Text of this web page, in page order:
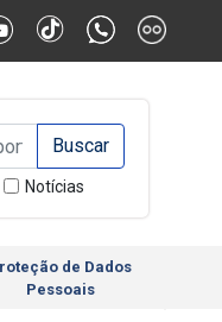
Tamanho da Fonte
de
Enviar a Busca
Notícias
de Dados
Pessoais